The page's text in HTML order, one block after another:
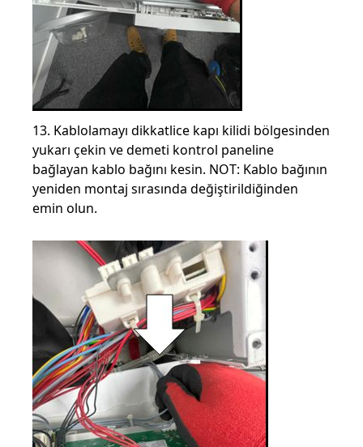
13. Kablolamayı dikkatlice kapı kilidi bölgesinden
yukarı çekin ve demeti kontrol paneline
bağlayan kablo bağını kesin. NOT: Kablo bağının
yeniden montaj sırasında değiştirildiğinden
emin olun.